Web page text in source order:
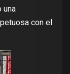
una
con el